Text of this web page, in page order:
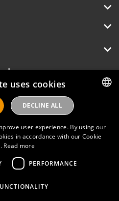
Hotelprofessionals
ENGLISH
uses cookies
user experience. By using our
in accordance with our Cookie
Read more
PERFORMANCE
DECLINE ALL